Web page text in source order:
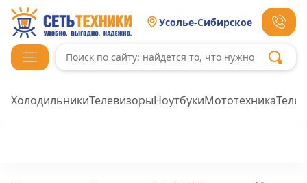
Усолье-Сибирское
ХолодильникиТелевизорыНоутбукиМототехника